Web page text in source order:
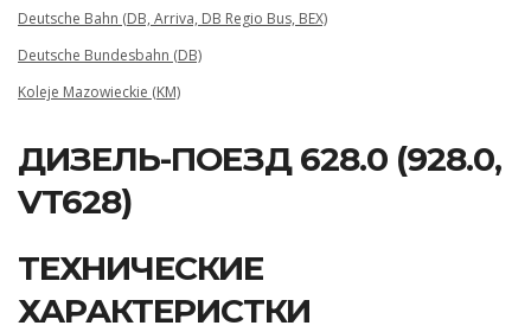
Deutsche Bahn (DB, Arriva, DB Regio Bus, BEX)
Deutsche Bundesbahn (DB)
Koleje Mazowieckie (KM)
ДИЗЕЛЬ-ПОЕЗД 628.0 (928.0,
VT628)
ТЕХНИЧЕСКИЕ
ХАРАКТЕРИСТКИ